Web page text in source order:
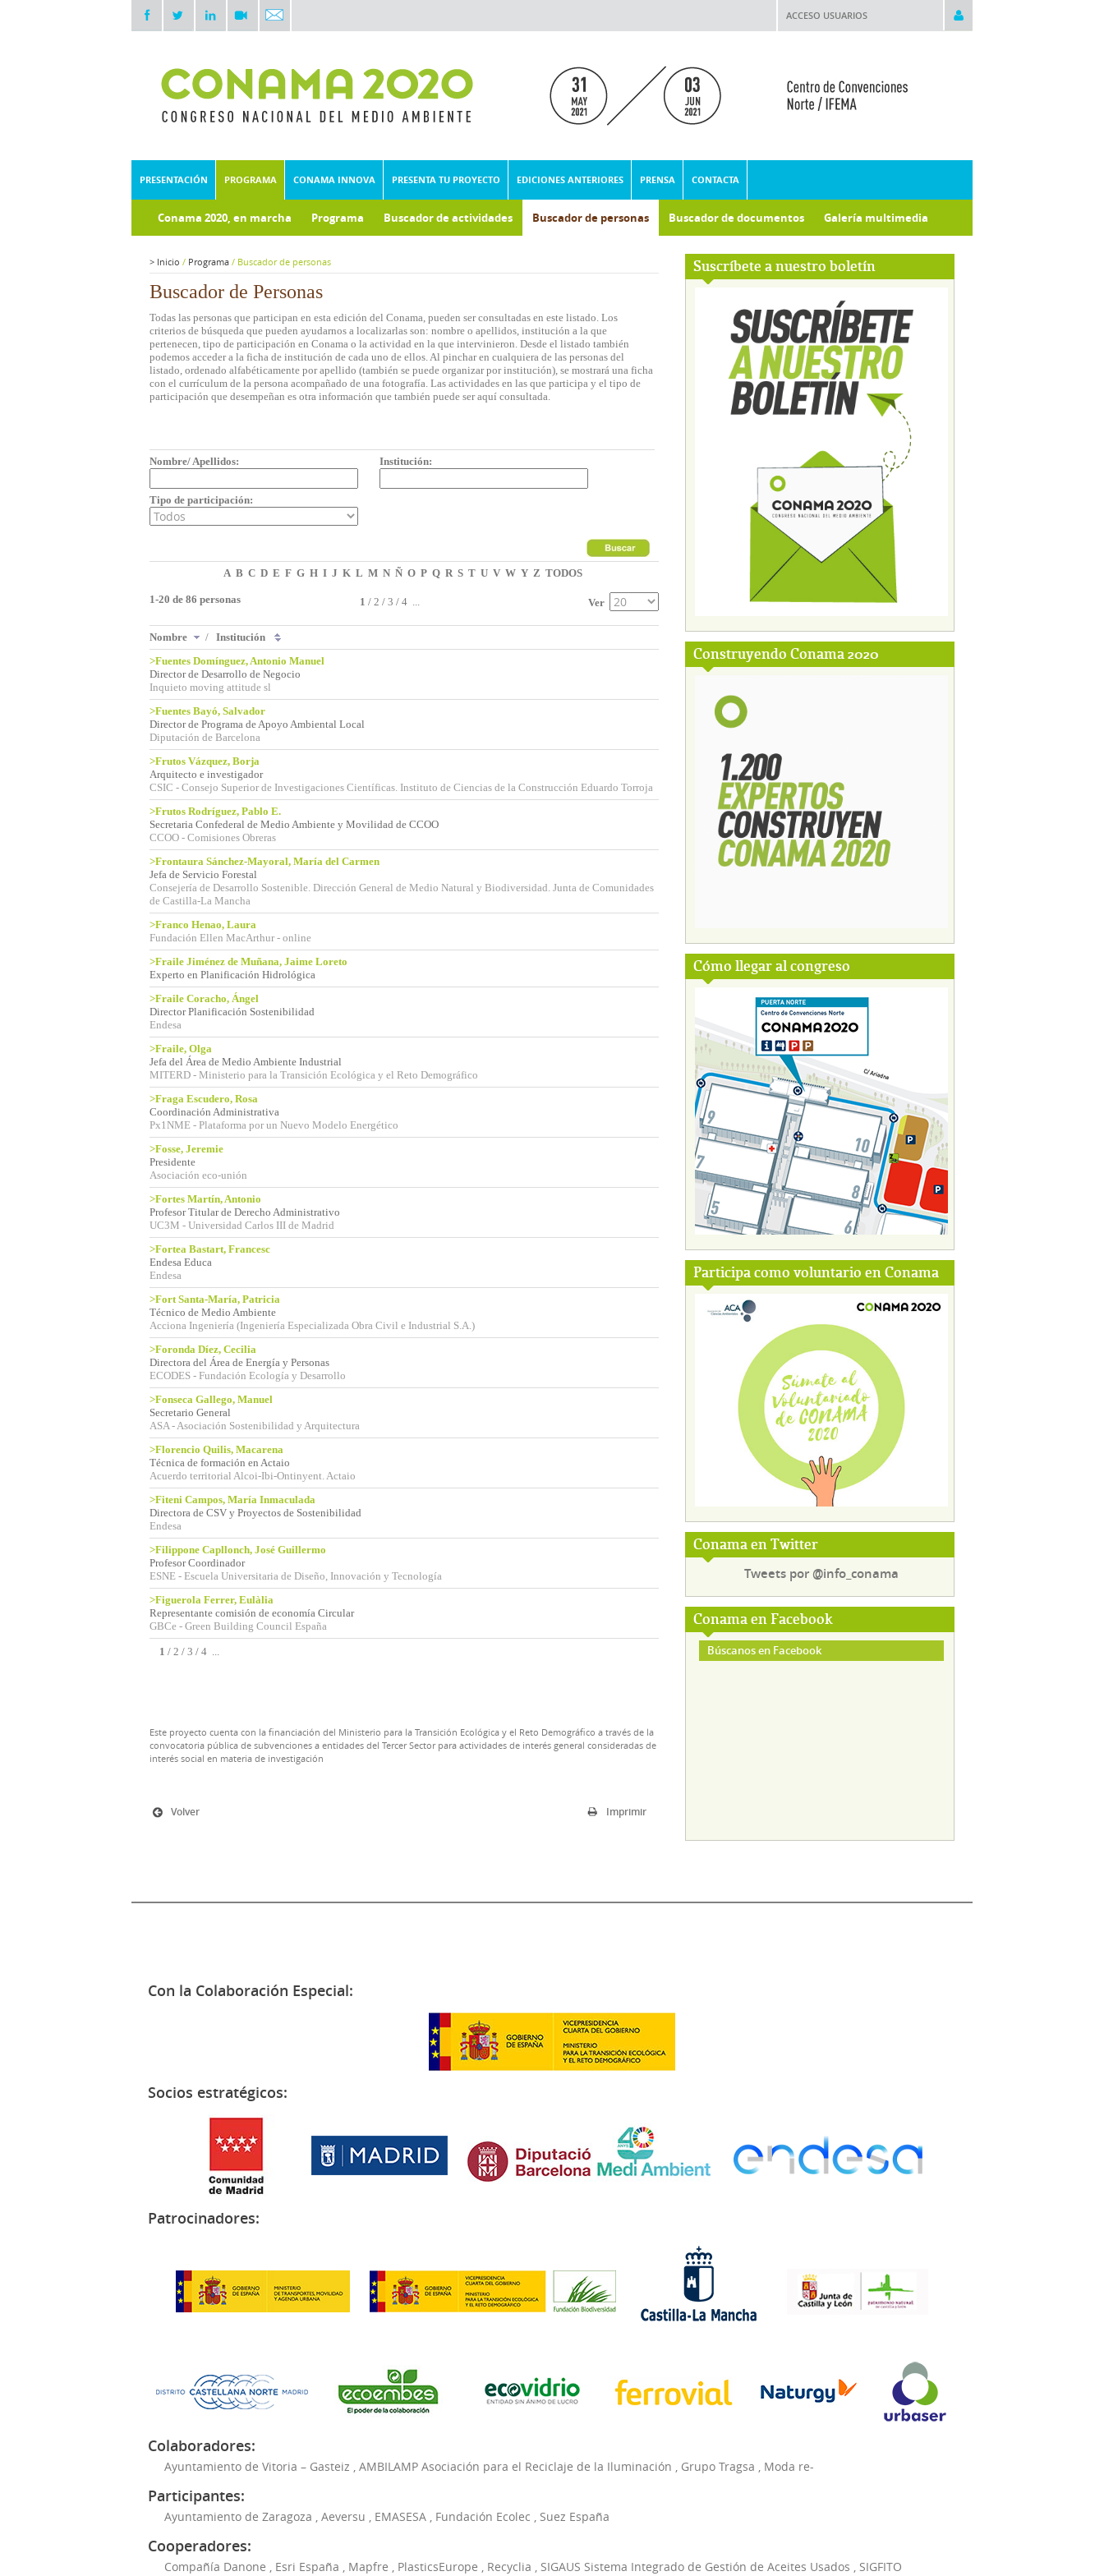
ACCESO USUARIOS
PRESENTACIÓN PROGRAMA CONAMA INNOVA PRESENTA TU PROYECTO EDICIONES ANTERIORES PRENSA CONTACTA
Conama 2020, en marcha Programa Buscador de actividades Buscador de personas Buscador de documentos Galería multimedia
Suscríbete a nuestro boletín
Construyendo Conama 2020
Cómo llegar al congreso
Participa como voluntario en Conama
Conama en Twitter
Tweets por @info_conama
Conama en Facebook
Búscanos en Facebook
> Inicio / Programa / Buscador de personas
Buscador de Personas
Todas las personas que participan en esta edición del Conama, pueden ser consultadas en este listado. Los
criterios de búsqueda que pueden ayudarnos a localizarlas son: nombre o apellidos, institución a la que
pertenecen, tipo de participación en Conama o la actividad en la que intervinieron. Desde el listado también
podemos acceder a la ficha de institución de cada uno de ellos. Al pinchar en cualquiera de las personas del
listado, ordenado alfabéticamente por apellido (también se puede organizar por institución), se mostrará una ficha
con el currículum de la persona acompañado de una fotografía. Las actividades en las que participa y el tipo de
participación que desempeñan es otra información que también puede ser aquí consultada.
Nombre/ Apellidos: Institución:
Tipo de participación:
A B C D E F G H I J K L M N Ñ O P Q R S T U V W Y Z TODOS
1-20 de 86 personas 1 / 2 / 3 / 4 ... Ver
Nombre / Institución
>Fuentes Domínguez, Antonio Manuel
Director de Desarrollo de Negocio
Inquieto moving attitude sl
>Fuentes Bayó, Salvador
Director de Programa de Apoyo Ambiental Local
Diputación de Barcelona
>Frutos Vázquez, Borja
Arquitecto e investigador
CSIC - Consejo Superior de Investigaciones Científicas. Instituto de Ciencias de la Construcción Eduardo Torroja
>Frutos Rodríguez, Pablo E.
Secretaria Confederal de Medio Ambiente y Movilidad de CCOO
CCOO - Comisiones Obreras
>Frontaura Sánchez-Mayoral, María del Carmen
Jefa de Servicio Forestal
Consejería de Desarrollo Sostenible. Dirección General de Medio Natural y Biodiversidad. Junta de Comunidades
de Castilla-La Mancha
>Franco Henao, Laura
Fundación Ellen MacArthur - online
>Fraile Jiménez de Muñana, Jaime Loreto
Experto en Planificación Hidrológica
>Fraile Coracho, Ángel
Director Planificación Sostenibilidad
Endesa
>Fraile, Olga
Jefa del Área de Medio Ambiente Industrial
MITERD - Ministerio para la Transición Ecológica y el Reto Demográfico
>Fraga Escudero, Rosa
Coordinación Administrativa
Px1NME - Plataforma por un Nuevo Modelo Energético
>Fosse, Jeremie
Presidente
Asociación eco-unión
>Fortes Martín, Antonio
Profesor Titular de Derecho Administrativo
UC3M - Universidad Carlos III de Madrid
>Fortea Bastart, Francesc
Endesa Educa
Endesa
>Fort Santa-María, Patricia
Técnico de Medio Ambiente
Acciona Ingeniería (Ingeniería Especializada Obra Civil e Industrial S.A.)
>Foronda Díez, Cecilia
Directora del Área de Energía y Personas
ECODES - Fundación Ecología y Desarrollo
>Fonseca Gallego, Manuel
Secretario General
ASA - Asociación Sostenibilidad y Arquitectura
>Florencio Quilis, Macarena
Técnica de formación en Actaio
Acuerdo territorial Alcoi-Ibi-Ontinyent. Actaio
>Fiteni Campos, María Inmaculada
Directora de CSV y Proyectos de Sostenibilidad
Endesa
>Filippone Capllonch, José Guillermo
Profesor Coordinador
ESNE - Escuela Universitaria de Diseño, Innovación y Tecnología
>Figuerola Ferrer, Eulàlia
Representante comisión de economía Circular
GBCe - Green Building Council España
1 / 2 / 3 / 4 ...
Este proyecto cuenta con la financiación del Ministerio para la Transición Ecológica y el Reto Demográfico a través de la
convocatoria pública de subvenciones a entidades del Tercer Sector para actividades de interés general consideradas de
interés social en materia de investigación
Imprimir
Volver
Con la Colaboración Especial:
Socios estratégicos:
Patrocinadores:
Colaboradores:
Ayuntamiento de Vitoria – Gasteiz AMBILAMP Asociación para el Reciclaje de la Iluminación Grupo Tragsa Moda re-
Participantes:
Ayuntamiento de Zaragoza Aeversu EMASESA Fundación Ecolec Suez España
Cooperadores:
Compañía Danone Esri España Mapfre PlasticsEurope Recyclia SIGAUS Sistema Integrado de Gestión de Aceites Usados
SIGFITO